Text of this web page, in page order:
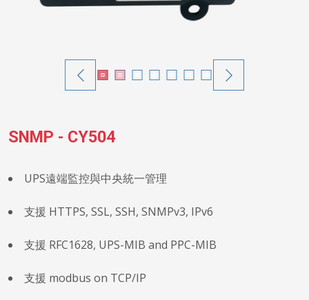
SNMP - CY504
UPS遠端監控與中央統一管理
支援 HTTPS, SSL, SSH, SNMPv3, IPv6
支援 RFC1628, UPS-MIB and PPC-MIB
支援 modbus on TCP/IP